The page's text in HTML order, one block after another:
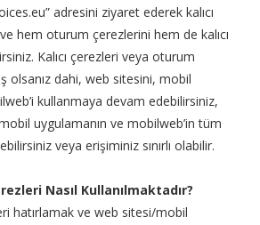
adresini ziyaret ederek kalıcı
hem oturum çerezlerini hem de kalıcı
Kalıcı çerezleri veya oturum
olsanız dahi, web sitesini, mobil
kullanmaya devam edebilirsiniz,
uygulamanın ve mobilweb’in tüm
veya erişiminiz sınırlı olabilir.
Nasıl Kullanılmaktadır?
hatırlamak ve web sitesi/mobil